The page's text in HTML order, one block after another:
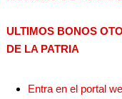
ULTIMOS BONOS
DE LA PATRIA
Entra en el portal